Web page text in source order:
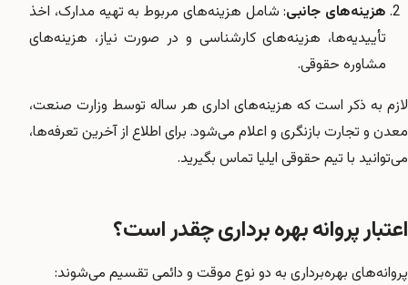
هزینه‌های جانبی: شامل هزینه‌های مربوط به تهیه مدارک، اخذ
تأییدیه‌ها، هزینه‌های کارشناسی و در صورت نیاز، هزینه‌های
مشاوره حقوقی.
لازم به ذکر است که هزینه‌های اداری هر ساله توسط وزارت صنعت،
معدن و تجارت بازنگری و اعلام می‌شود. برای اطلاع از آخرین تعرفه‌ها،
می‌توانید با تیم حقوقی ایلیا تماس بگیرید.
اعتبار پروانه بهره برداری چقدر است؟
پروانه‌های بهره‌برداری به دو نوع موقت و دائمی تقسیم می‌شوند: